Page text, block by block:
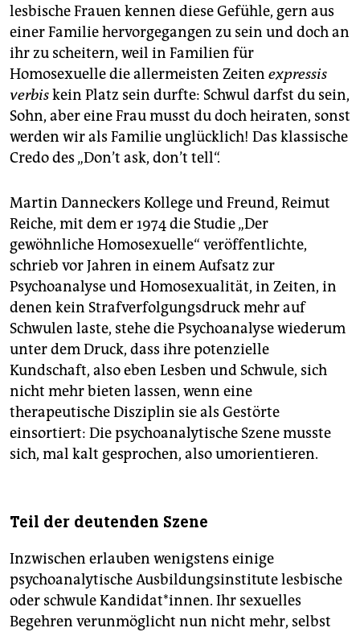
lesbische Frauen kennen diese Gefühle, gern aus
einer Familie hervorgegangen zu sein und doch an
ihr zu scheitern, weil in Familien für
Homosexuelle die allermeisten Zeiten expressis
verbiskein Platz sein durfte: Schwul darfst du sein,
Sohn, aber eine Frau musst du doch heiraten, sonst
werden wir als Familie unglücklich! Das klassische
Credo des „Don’t ask, don’t tell“.
Martin Danneckers Kollege und Freund, Reimut
Reiche, mit dem er 1974 die Studie „Der
gewöhnliche Homosexuelle“ veröffentlichte,
schrieb vor Jahren in einem Aufsatz zur
Psychoanalyse und Homosexualität, in Zeiten, in
denen kein Strafverfolgungsdruck mehr auf
Schwulen laste, stehe die Psychoanalyse wiederum
unter dem Druck, dass ihre potenzielle
Kundschaft, also eben Lesben und Schwule, sich
nicht mehr bieten lassen, wenn eine
therapeutische Disziplin sie als Gestörte
einsortiert: Die psychoanalytische Szene musste
sich, mal kalt gesprochen, also um­orientieren.
Teil der deutenden Szene
Inzwischen erlauben wenigstens einige
psychoanalytische Ausbildungsinstitute lesbische
oder schwule Kandidat*innen. Ihr sexuelles
Begehren verunmöglicht nun nicht mehr, selbst